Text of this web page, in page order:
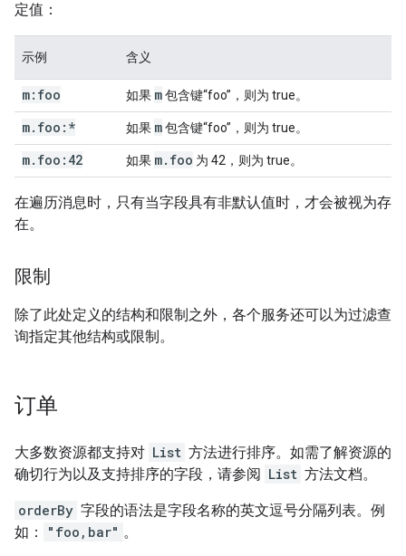
定值：
示例 含义
m:foo 如果 m包含键“foo”，则为 true。
m. foo:* 如果 m包含键“foo”，则为 true。
m. foo:42 如果 m. foo 为 42，则为 true。
在遍历消息时，只有当字段具有非默认值时，才会被视为存
在。
限制
除了此处定义的结构和限制之外，各个服务还可以为过滤查
询指定其他结构或限制。
订单
大多数资源都支持对 List 方法进行排序。如需了解资源的
确切行为以及支持排序的字段，请参阅 List 方法文档。
orderBy 字段的语法是字段名称的英文逗号分隔列表。例
如：
"foo,bar" 。